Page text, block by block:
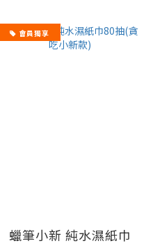
會員獨享
蠟筆小新 純水濕紙巾